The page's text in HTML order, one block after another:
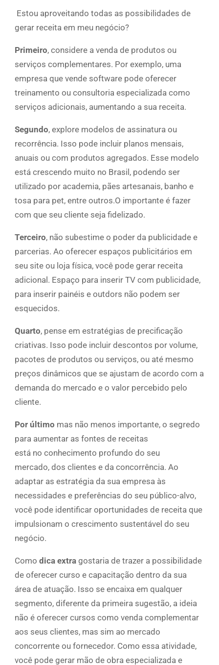
Estou aproveitando todas as possibilidades de
gerar receita em meu negócio?
Primeiro, considere a venda de produtos ou
serviços complementares. Por exemplo, uma
empresa que vende software pode oferecer
treinamento ou consultoria especializada como
serviços adicionais, aumentando a sua receita.
Segundo, explore modelos de assinatura ou
recorrência. Isso pode incluir planos mensais,
anuais ou com produtos agregados. Esse modelo
está crescendo muito no Brasil, podendo ser
utilizado por academia, pães artesanais, banho e
tosa para pet, entre outros.O importante é fazer
com que seu cliente seja fidelizado.
Terceiro, não subestime o poder da publicidade e
parcerias. Ao oferecer espaços publicitários em
seu site ou loja física, você pode gerar receita
adicional. Espaço para inserir TV com publicidade,
para inserir painéis e outdors não podem ser
esquecidos.
Quarto, pense em estratégias de precificação
criativas. Isso pode incluir descontos por volume,
pacotes de produtos ou serviços, ou até mesmo
preços dinâmicos que se ajustam de acordo com a
demanda do mercado e o valor percebido pelo
cliente.
Por último mas não menos importante, o segredo
para aumentar as fontes de receitas
está no conhecimento profundo do seu
mercado, dos clientes e da concorrência. Ao
adaptar as estratégia da sua empresa às
necessidades e preferências do seu público-alvo,
você pode identificar oportunidades de receita que
impulsionam o crescimento sustentável do seu
negócio.
Como dica extra gostaria de trazer a possibilidade
de oferecer curso e capacitação dentro da sua
área de atuação. Isso se encaixa em qualquer
segmento, diferente da primeira sugestão, a ideia
não é oferecer cursos como venda complementar
aos seus clientes, mas sim ao mercado
concorrente ou fornecedor. Como essa atividade,
você pode gerar mão de obra especializada e